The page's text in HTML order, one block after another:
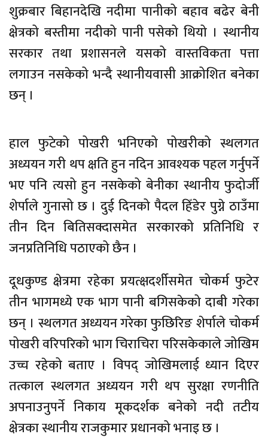
शुक्रबार बिहानदेखि नदीमा पानीको बहाव बढेर बेनी
क्षेत्रको बस्तीमा नदीको पानी पसेको थियो । स्थानीय
सरकार तथा प्रशासनले यसको वास्तविकता पत्ता
लगाउन नसकेको भन्दै स्थानीयवासी आक्रोशित बनेका
छन् ।
हाल फुटेको पोखरी भनिएको पोखरीको स्थलगत
अध्ययन गरी थप क्षति हुन नदिन आवश्यक पहल गर्नुपर्ने
भए पनि त्यसो हुन नसकेको बेनीका स्थानीय फुदोर्जी
शेर्पाले गुनासो छ । दुई दिनको पैदल हिँडेर पुग्ने ठाउँमा
तीन दिन बितिसक्दासमेत सरकारको प्रतिनिधि र
जनप्रतिनिधि पठाएको छैन ।
दूधकुण्ड क्षेत्रमा रहेका प्रयत्क्षदर्शीसमेत चोकर्म फुटेर
तीन भागमध्ये एक भाग पानी बगिसकेको दाबी गरेका
छन् । स्थलगत अध्ययन गरेका फुछिरिङ शेर्पाले चोकर्म
पोखरी वरिपरिको भाग चिराचिरा परिसकेकाले जोखिम
उच्च रहेको बताए । विपद् जोखिमलाई ध्यान दिएर
तत्काल स्थलगत अध्ययन गरी थप सुरक्षा रणनीति
अपनाउनुपर्ने निकाय मूकदर्शक बनेको नदी तटीय
क्षेत्रका स्थानीय राजकुमार प्रधानको भनाइ छ ।